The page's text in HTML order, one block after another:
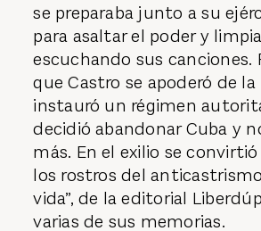
se preparaba junto a su
para asaltar el poder y
escuchando sus canciones.
que Castro se apoderó de la
instauró un régimen
decidió abandonar Cuba y
más. En el exilio se
los rostros del
vida”, de la editorial
varias de sus memorias.